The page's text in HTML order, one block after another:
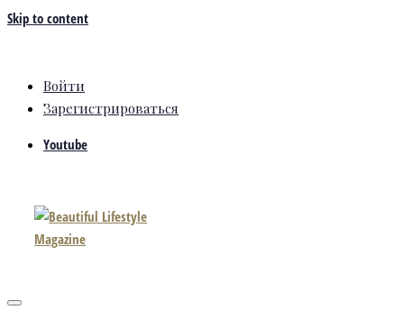
Skip to content
Войти
Зарегистрироваться
Youtube